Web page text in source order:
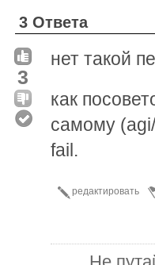
3 Ответа
3
нет такой
как
самому
fail.
редактировать